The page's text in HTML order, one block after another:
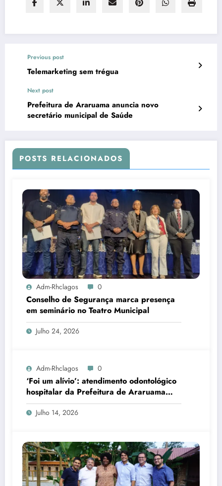
Previous post
Telemarketing sem trégua
Next post
Prefeitura de Araruama anuncia novo
secretário municipal de Saúde
POSTS RELACIONADOS
Adm-Rhclagos 0
Conselho de Segurança marca presença
em seminário no Teatro Municipal
Julho 24, 2026
Adm-Rhclagos 0
‘Foi um alívio’: atendimento odontológico
hospitalar da Prefeitura de Araruama
transforma rotina de famílias atípicas
Julho 14, 2026